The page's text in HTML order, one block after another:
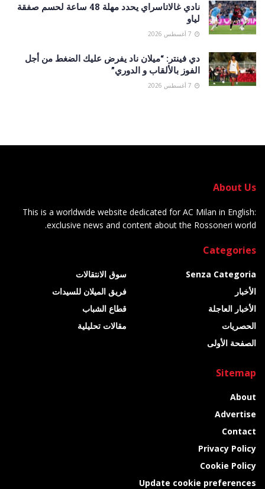
نادي غالاتاسراي يحدد مهلة 48 ساعة لحسم صفقة
لياو
دي فينتر: “ميلان ناد يفرض عليك الضغط من أجل
الفوز بالألقاب و الدوري”
About Us
This is a worldwide website dedicated for AC Milan in English:
exclusive news and content about the Rossoneri world.
Categories
Senza Categoria
الأخبار
الأخبار العاجلة
الحصريات
الصفحة الأولى
سوق الانتقالات
فريق الميلان للسيدات
قطاع الشباب
مقالات تحليلية
Sitemap
About
Advertise
Contact
Privacy Policy
Cookie Policy
Update cookie preferences